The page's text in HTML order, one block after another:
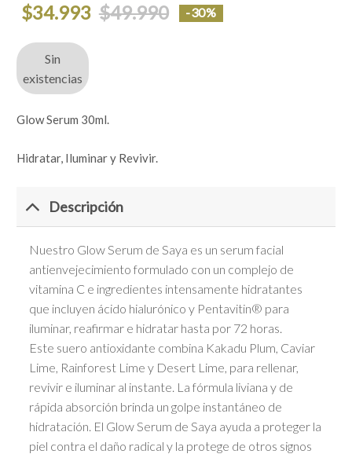
$49.990
El
precio
era:
$49.990.
$34.993
El
precio
es:
$34.993.
-30%
Sin
existencias
Glow Serum 30ml.
Hidratar, Iluminar y Revivir.
Descripción
Nuestro Glow Serum de Saya es un serum facial
antienvejecimiento formulado con un complejo de
vitamina C e ingredientes intensamente hidratantes
que incluyen ácido hialurónico y Pentavitin® para
iluminar, reafirmar e hidratar hasta por 72 horas.
Este suero antioxidante combina Kakadu Plum, Caviar
Lime, Rainforest Lime y Desert Lime, para rellenar,
revivir e iluminar al instante. La fórmula liviana y de
rápida absorción brinda un golpe instantáneo de
hidratación. El Glow Serum de Saya ayuda a proteger la
piel contra el daño radical y la protege de otros signos